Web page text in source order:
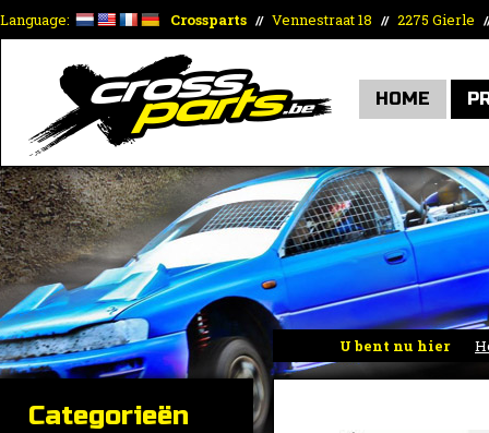
Language: Crossparts // Vennestraat 18 // 2275 Gierle
HOME
U bent nu hier
Categorieën